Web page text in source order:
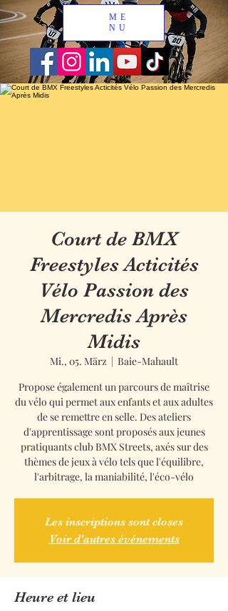
ME
NU
Court de BMX
Freestyles Acticités
Vélo Passion des
Mercredis Après
Midis
Mi., 05. März
  |
Baie-Mahault
Propose également un parcours de maîtrise
du vélo qui permet aux enfants et aux adultes
de se remettre en selle. Des ateliers
d'apprentissage sont proposés aux jeunes
pratiquants club BMX Streets, axés sur des
thèmes de jeux à vélo tels que l'équilibre,
l'arbitrage, la maniabilité, l'éco-vélo
Les inscriptions sont closes
Voir d'autres événements
Heure et lieu